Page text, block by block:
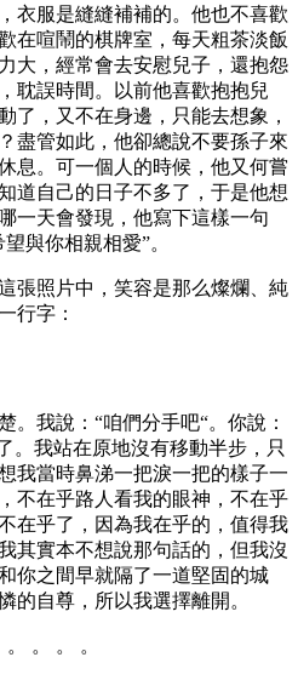
衣服是縫縫補補的。他也不喜歡
在喧鬧的棋牌室，每天粗茶淡飯
大，經常會去安慰兒子，還抱怨
耽誤時間。以前他喜歡抱抱兒
了，又不在身邊，只能去想象，
盡管如此，他卻總說不要孫子來
息。可一個人的時候，他又何嘗
道自己的日子不多了，于是他想
一天會發現，他寫下這樣一句
與你相親相愛”。
張照片中，笑容是那么燦爛、純
行字：
。我說：“咱們分手吧“。你說：
。我站在原地沒有移動半步，只
我當時鼻涕一把淚一把的樣子一
不在乎路人看我的眼神，不在乎
在乎了，因為我在乎的，值得我
其實本不想說那句話的，但我沒
你之間早就隔了一道堅固的城
的自尊，所以我選擇離開。
。 。 。